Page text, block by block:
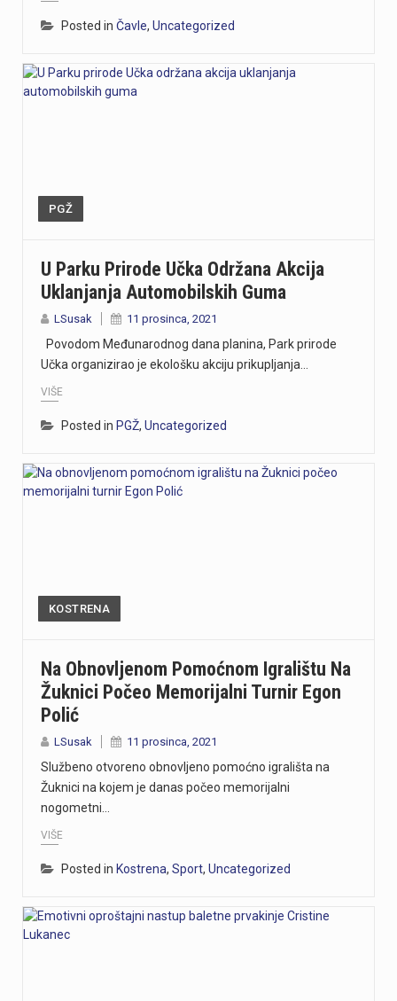
Posted in Čavle, Uncategorized
PGŽ
U Parku Prirode Učka Održana Akcija
Uklanjanja Automobilskih Guma
LSusak 11 prosinca, 2021
Povodom Međunarodnog dana planina, Park prirode
Učka organizirao je ekološku akciju prikupljanja…
VIŠE
Posted in PGŽ, Uncategorized
KOSTRENA
Na Obnovljenom Pomoćnom Igralištu Na
Žuknici Počeo Memorijalni Turnir Egon
Polić
LSusak 11 prosinca, 2021
Službeno otvoreno obnovljeno pomoćno igrališta na
Žuknici na kojem je danas počeo memorijalni
nogometni…
VIŠE
Posted in Kostrena, Sport, Uncategorized